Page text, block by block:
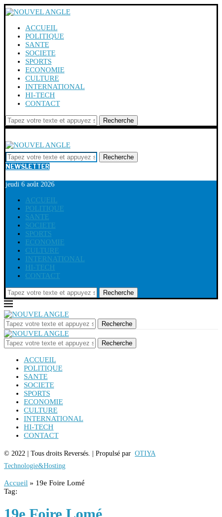
ACCUEIL
POLITIQUE
SANTE
SOCIETE
SPORTS
ECONOMIE
CULTURE
INTERNATIONAL
HI-TECH
CONTACT
Recherche
Recherche
NEWSLETTER
jeudi 6 août 2026
ACCUEIL
POLITIQUE
SANTE
SOCIETE
SPORTS
ECONOMIE
CULTURE
INTERNATIONAL
HI-TECH
CONTACT
Recherche
Recherche
Recherche
ACCUEIL
POLITIQUE
SANTE
SOCIETE
SPORTS
ECONOMIE
CULTURE
INTERNATIONAL
HI-TECH
CONTACT
© 2022 | Tous droits Reversés. | Propulsé par OTIYA
Technologie&Hosting
Accueil » 19e Foire Lomé
Tag: